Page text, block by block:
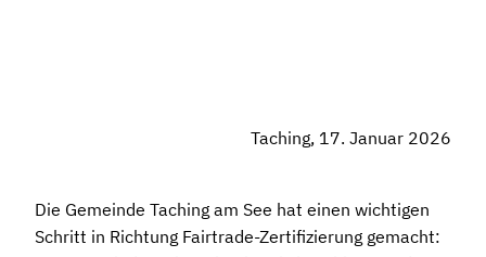
Taching, 17. Januar 2026
Die Gemeinde Taching am See hat einen wichtigen
Schritt in Richtung Fairtrade-Zertifizierung gemacht: